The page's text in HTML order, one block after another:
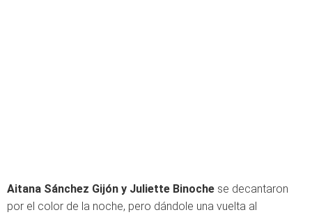
Aitana Sánchez Gijón y Juliette Binoche se decantaron
por el color de la noche, pero dándole una vuelta al